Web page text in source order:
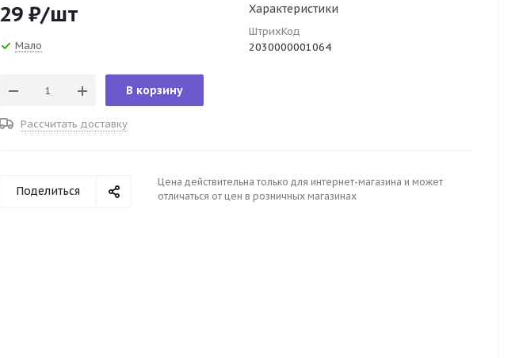
29 ₽/шт
Мало
В корзину
Рассчитать доставку
Характеристики
ШтрихКод
2030000001064
Поделиться
Цена действительна только для интернет-магазина и может
отличаться от цен в розничных магазинах